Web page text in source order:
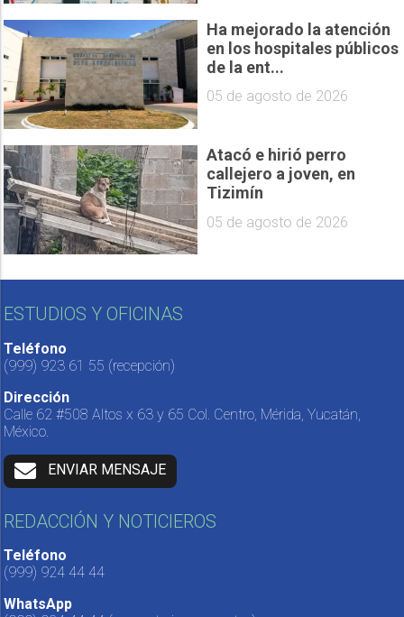
Ha mejorado la atención
en los hospitales públicos
de la ent...
05 de agosto de 2026
Atacó e hirió perro
callejero a joven, en
Tizimín
05 de agosto de 2026
ESTUDIOS Y OFICINAS
Teléfono
(999) 923 61 55 (recepción)
Dirección
Calle 62 #508 Altos x 63 y 65 Col. Centro, Mérida, Yucatán,
México.
ENVIAR MENSAJE
REDACCIÓN Y NOTICIEROS
Teléfono
(999) 924 44 44
WhatsApp